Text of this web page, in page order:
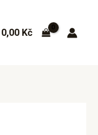
0,00 Kč